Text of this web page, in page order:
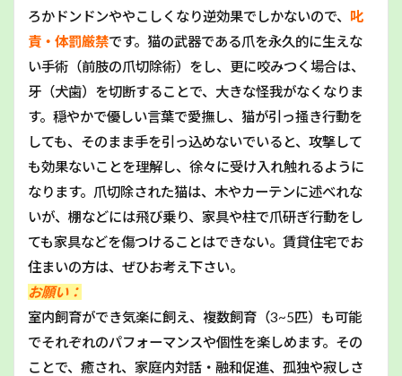
ろかドンドンややこしくなり逆効果でしかないので、 叱
責・体罰厳禁です。猫の武器である爪を永久的に生えな
い手術（前肢の爪切除術）をし、更に咬みつく場合は、
牙（犬歯）を切断することで、大きな怪我がなくなりま
す。穏やかで優しい言葉で愛撫し、猫が引っ掻き行動を
しても、そのまま手を引っ込めないでいると、攻撃して
も効果ないことを理解し、徐々に受け入れ触れるように
なります。爪切除された猫は、木やカーテンに述べれな
いが、棚などには飛び乗り、家具や柱で爪研ぎ行動をし
ても家具などを傷つけることはできない。賃貸住宅でお
住まいの方は、ぜひお考え下さい。
お願い：
室内飼育ができ気楽に飼え、複数飼育（3~5匹）も可能
でそれぞれのパフォーマンスや個性を楽しめます。その
ことで、癒され、家庭内対話・融和促進、孤独や寂しさ